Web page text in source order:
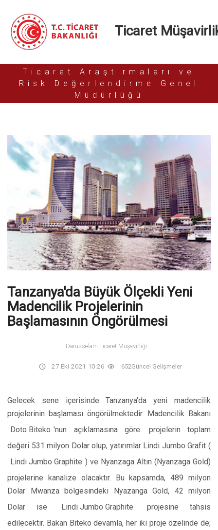
Ticaret
Ticaret Araştırmaları ve
Risk Değerlendirme Genel
Müdürlüğü
Tanzanya'da Büyük Ölçekli Yeni
Madencilik Projelerinin
Başlamasının Öngörülmesi
Darüsselam Ticaret Müşavirliği
27 Eki 2021 10:26 652Güncel Gelişmeler
Gelecek sene içerisinde Tanzanya'da yeni madencilik
projelerinin başlaması öngörülmektedir. Madencilik Bakanı
Doto Biteko 'nun açıklamasına göre: projelerin toplam
değeri 531 milyon Dolar olup, yatırımlar Lindi Jumbo Grafit (
Lindi Jumbo Graphite ) ve Nyanzaga Altın (Nyanzaga Gold)
projelerine kanalize olacaktır. Bu kapsamda, 489 milyon
Dolar Mwanza bölgesindeki Nyazanga Gold, 42 milyon
Dolar ise
Lindi Jumbo Graphite
projesine tahsis
edilecektir. Bakan Biteko devamla, her iki proje özelinde de;